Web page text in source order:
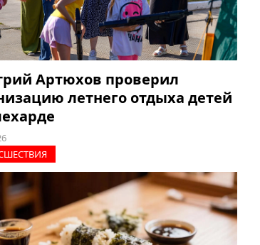
Артюхов проверил
летнего отдыха детей